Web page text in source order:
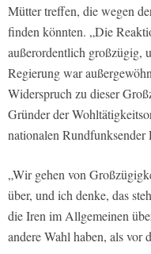
Mütter treffen, die wegen
finden könnten. „Die
außerordentlich großzügig,
Regierung war
Widerspruch zu dieser
Gründer der
nationalen Rundfunksender
„Wir gehen von
über, und ich denke, das
die Iren im Allgemeinen
andere Wahl haben, als vor